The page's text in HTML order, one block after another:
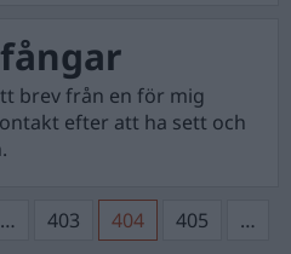
brev från en för mig
efter att ha sett och
… Sida
403 Sida
404 Sida
405
…